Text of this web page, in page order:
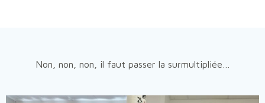
Non, non, non, il faut passer la surmultipliée…